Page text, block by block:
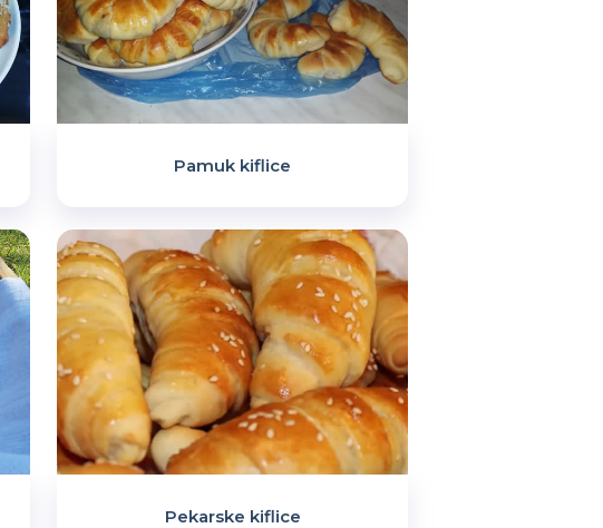
Pamuk kiflice
Pekarske kiflice